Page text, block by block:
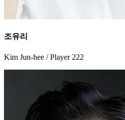
조유리
Kim Jun-hee / Player 222